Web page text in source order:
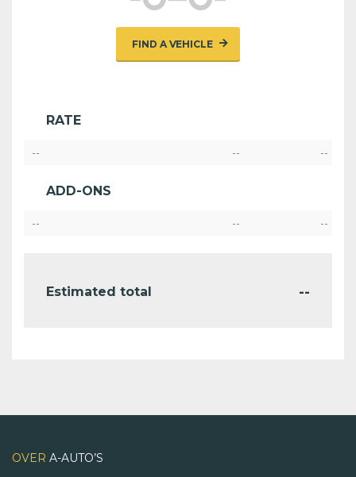
FIND A VEHICLE
RATE
-- -- --
ADD-ONS
-- -- --
Estimated total --
OVER A-AUTO’S